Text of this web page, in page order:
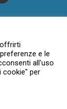
NOVAJO
- Non opere
e le
all'uso
cookie" per